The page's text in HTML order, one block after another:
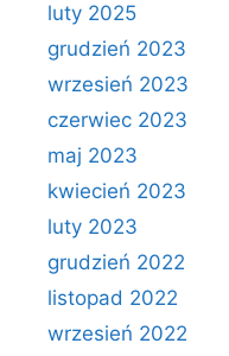
luty 2025
grudzień 2023
wrzesień 2023
czerwiec 2023
maj 2023
kwiecień 2023
luty 2023
grudzień 2022
listopad 2022
wrzesień 2022